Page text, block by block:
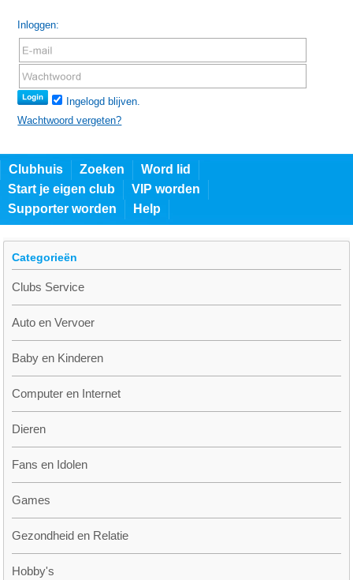
Inloggen:
Ingelogd blijven.
Wachtwoord vergeten?
Clubhuis Zoeken
Word lid
Start je eigen club
VIP worden
Supporter worden
Help
Categorieën
Clubs Service
Auto en Vervoer
Baby en Kinderen
Computer en Internet
Dieren
Fans en Idolen
Games
Gezondheid en Relatie
Hobby's